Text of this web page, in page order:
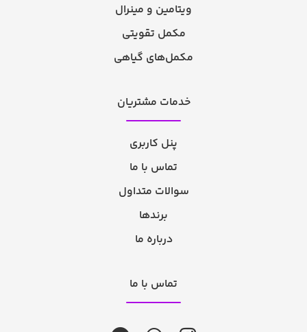
ویتامین و مینرال
مکمل تقویتی
مکمل‌های گیاهی
خدمات مشتریان
پنل کاربری
تماس با ما
سوالات متداول
برندها
درباره ما
تماس با ما